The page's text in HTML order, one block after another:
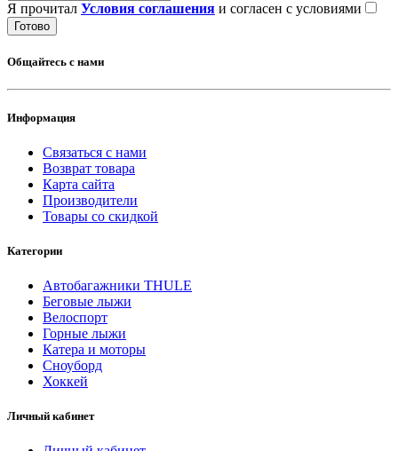
Я прочитал Условия соглашения и согласен с условиями
Готово
Общайтесь с нами
Информация
Связаться с нами
Возврат товара
Карта сайта
Производители
Товары со скидкой
Категории
Автобагажники THULE
Беговые лыжи
Велоспорт
Горные лыжи
Катера и моторы
Сноуборд
Хоккей
Личный кабинет